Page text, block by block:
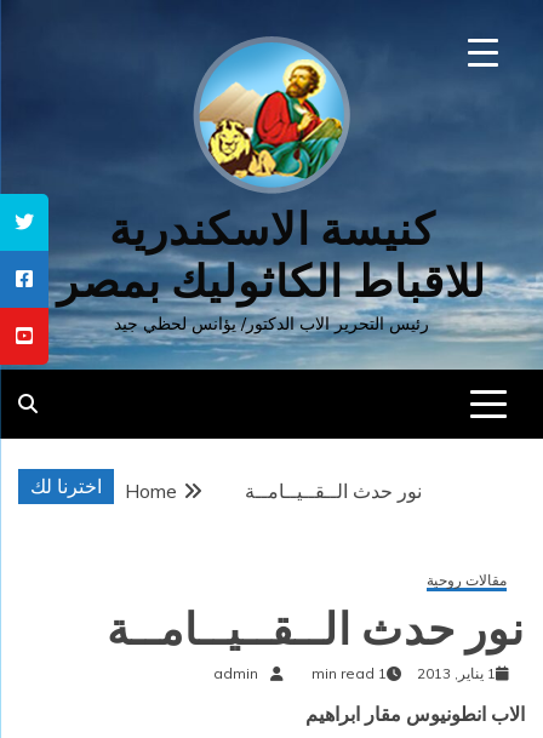
كنيسة الاسكندرية
للاقباط الكاثوليك بمصر
رئيس التحرير الاب الدكتور/ يؤانس لحظي جيد
اخترنا لك Home نور حدث الــقــيــامــة
مقالات روحية
نور حدث الــقــيــامــة
1 يناير, 2013 1 min read
admin
الاب انطونيوس مقار ابراهيم